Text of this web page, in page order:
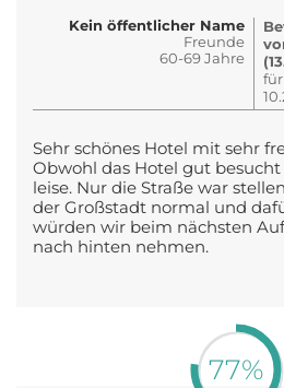
Kein öffentlicher Name
Freunde
60-69 Jahre
Sehr schönes Hotel mit sehr
Obwohl das Hotel gut besucht
leise. Nur die Straße war
der Großstadt normal und
würden wir beim nächsten
nach hinten nehmen.
77%